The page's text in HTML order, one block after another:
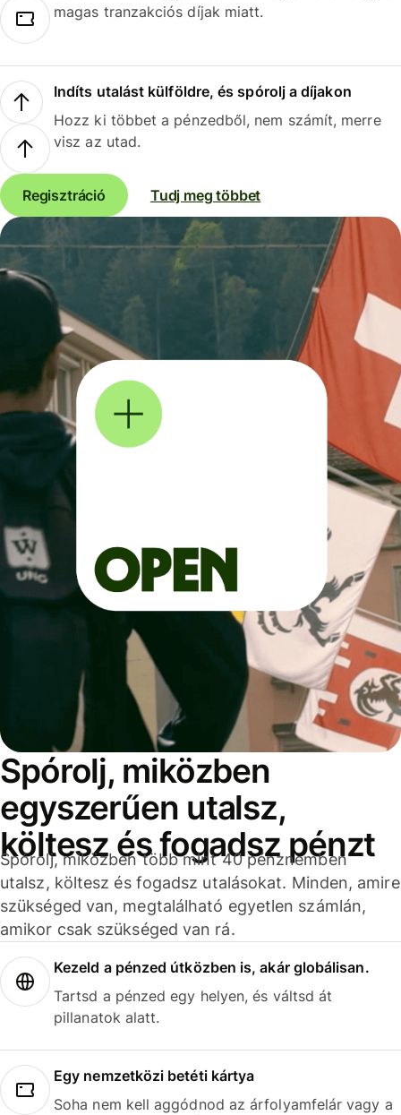
magas tranzakciós díjak miatt.
Indíts utalást külföldre, és spórolj a díjakon
Hozz ki többet a pénzedből, nem számít, merre
visz az utad.
Regisztráció Tudj meg többet
Spórolj, miközben
egyszerűen utalsz,
költesz és fogadsz pénzt
Spórolj, miközben több mint 40 pénznemben
utalsz, költesz és fogadsz utalásokat. Minden, amire
szükséged van, megtalálható egyetlen számlán,
amikor csak szükséged van rá.
Kezeld a pénzed útközben is, akár globálisan.
Tartsd a pénzed egy helyen, és váltsd át
pillanatok alatt.
Egy nemzetközi betéti kártya
Soha nem kell aggódnod az árfolyamfelár vagy a